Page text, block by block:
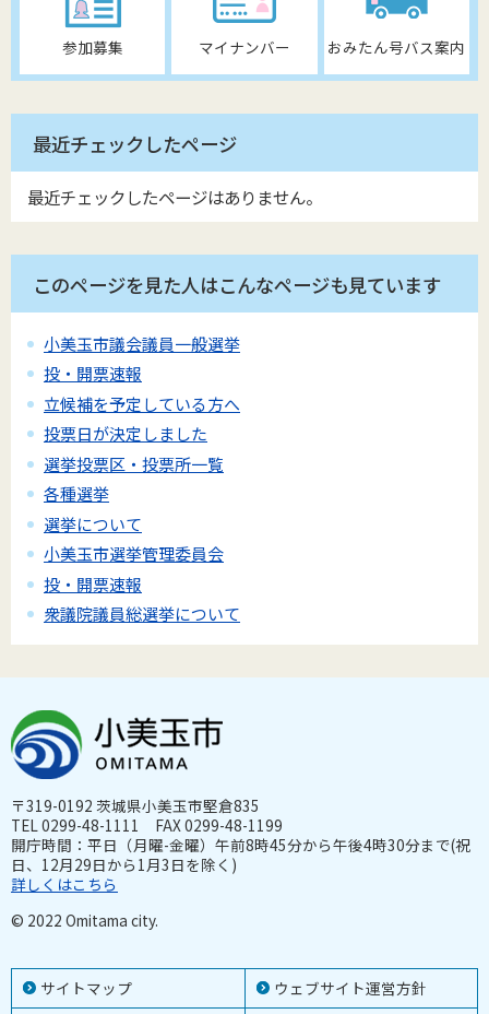
参加募集 マイナンバー おみたん号バス案内
最近チェックしたページ
最近チェックしたページはありません。
このページを見た人はこんなページも見ています
小美玉市議会議員一般選挙
投・開票速報
立候補を予定している方へ
投票日が決定しました
選挙投票区・投票所一覧
各種選挙
選挙について
小美玉市選挙管理委員会
投・開票速報
衆議院議員総選挙について
サイトマップ ウェブサイト運営方針
〒319-0192 茨城県小美玉市堅倉835
TEL 0299-48-1111 FAX 0299-48-1199
開庁時間：平日（月曜-金曜）午前8時45分から午後4時30分まで(祝
日、12月29日から1月3日を除く)
詳しくはこちら
© 2022 Omitama city.